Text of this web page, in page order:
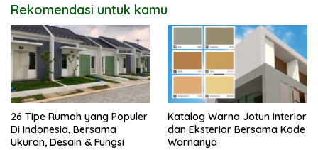
Rekomendasi untuk kamu
26 Tipe Rumah yang Populer
Di Indonesia, Bersama
Ukuran, Desain & Fungsi
Katalog Warna Jotun Interior
dan Eksterior Bersama Kode
Warnanya